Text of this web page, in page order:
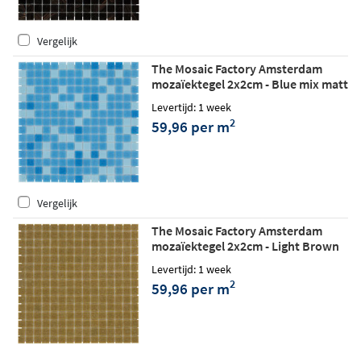
Vergelijk
The Mosaic Factory Amsterdam
mozaïektegel 2x2cm - Blue mix matt
Levertijd: 1 week
59,96 per m2
Vergelijk
The Mosaic Factory Amsterdam
mozaïektegel 2x2cm - Light Brown
Levertijd: 1 week
59,96 per m2